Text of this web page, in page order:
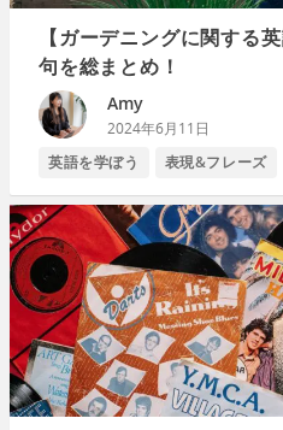
【ガーデニングに関する
句を総まとめ！
Amy
2024年6月11日
英語を学ぼう
表現&フレーズ